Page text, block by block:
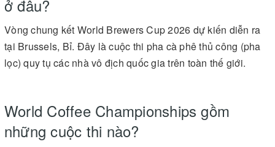
ở đâu?
Vòng chung kết World Brewers Cup 2026 dự kiến diễn ra
tại Brussels, Bỉ. Đây là cuộc thi pha cà phê thủ công (pha
lọc) quy tụ các nhà vô địch quốc gia trên toàn thế giới.
World Coffee Championships gồm
những cuộc thi nào?